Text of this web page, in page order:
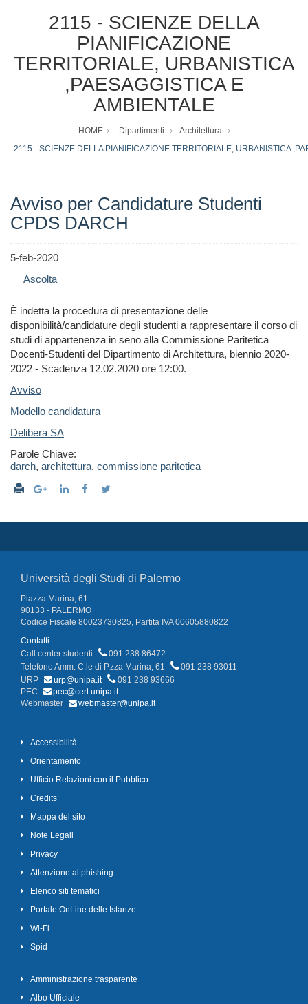
2115 - SCIENZE DELLA
PIANIFICAZIONE
TERRITORIALE, URBANISTICA
,PAESAGGISTICA E
AMBIENTALE
HOME Dipartimenti
Architettura
2115 - SCIENZE DELLA PIANIFICAZIONE TERRITORIALE, URBANISTICA
Avviso per Candidature Studenti
CPDS DARCH
5-feb-2020
Ascolta
È indetta la procedura di presentazione delle
disponibilità/candidature degli studenti a rappresentare il corso di
studi di appartenenza in seno alla Commissione Paritetica
Docenti-Studenti del Dipartimento di Architettura, biennio 2020-
2022 - Scadenza 12.02.2020 ore 12:00.
Avviso
Modello candidatura
Delibera SA
Parole Chiave:
darch, architettura, commissione paritetica
Università degli Studi di Palermo
Piazza Marina, 61
90133 - PALERMO
Codice Fiscale 80023730825, Partita IVA 00605880822
Contatti
Call center studenti
091 238 86472
Telefono Amm. C.le di P.zza Marina, 61
091 238 93011
URP
urp@unipa.it
091 238 93666
PEC
pec@cert.unipa.it
Webmaster
webmaster@unipa.it
Accessibilità
Orientamento
Ufficio Relazioni con il Pubblico
Credits
Mappa del sito
Note Legali
Privacy
Attenzione al phishing
Elenco siti tematici
Portale OnLine delle Istanze
Wi-Fi
Spid
Amministrazione trasparente
Albo Ufficiale